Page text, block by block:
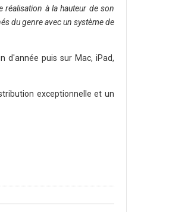
réalisation à la hauteur de son
du genre avec un système de
d'année puis sur Mac, iPad,
exceptionnelle et un